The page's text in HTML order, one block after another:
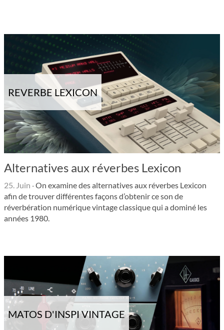
REVERBE LEXICON
Alternatives aux réverbes Lexicon
25. Juin ·On examine des alternatives aux réverbes Lexicon
afin de trouver différentes façons d’obtenir ce son de
réverbération numérique vintage classique qui a dominé les
années 1980.
MATOS D'INSPI VINTAGE